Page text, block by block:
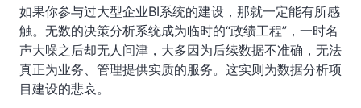
如果你参与过大型企业BI系统的建设，那就一定能有所感
触。无数的决策分析系统成为临时的“政绩工程”，一时名
声大噪之后却无人问津，大多因为后续数据不准确，无法
真正为业务、管理提供实质的服务。这实则为数据分析项
目建设的悲哀。